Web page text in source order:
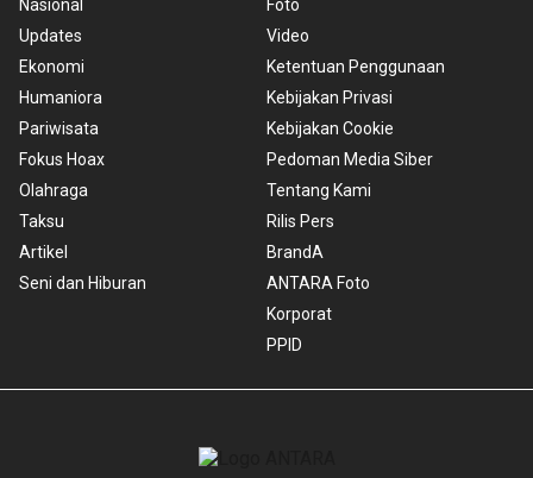
Nasional
Updates
Ekonomi
Humaniora
Pariwisata
Fokus Hoax
Olahraga
Taksu
Artikel
Seni dan Hiburan
Foto
Video
Ketentuan Penggunaan
Kebijakan Privasi
Kebijakan Cookie
Pedoman Media Siber
Tentang Kami
Rilis Pers
BrandA
ANTARA Foto
Korporat
PPID